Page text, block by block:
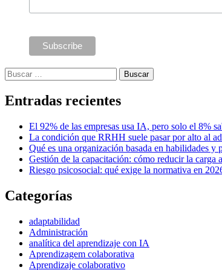
Buscar:
Entradas recientes
El 92% de las empresas usa IA, pero solo el 8%
La condición que RRHH suele pasar por alto al
Qué es una organización basada en habilidades
Gestión de la capacitación: cómo reducir la carga
Riesgo psicosocial: qué exige la normativa en
Categorías
adaptabilidad
Administración
analítica del aprendizaje con IA
Aprendizagem colaborativa
Aprendizaje colaborativo